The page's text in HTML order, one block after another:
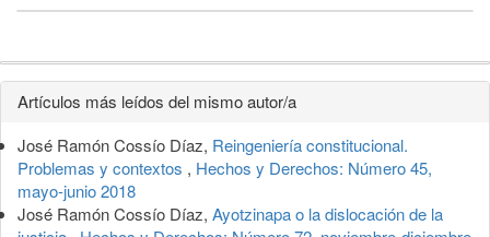
Detalles
del
artículo
Artículos más leídos del mismo autor/a
José Ramón Cossío Díaz, Reingeniería constitucional.
Problemas y contextos , Hechos y Derechos: Número 45,
mayo-junio 2018
José Ramón Cossío Díaz, Ayotzinapa o la dislocación de la